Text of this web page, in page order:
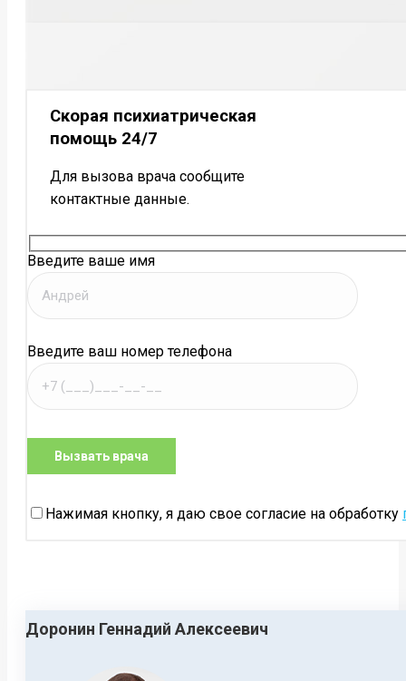
Скорая психиатрическая
помощь 24/7
Для вызова врача сообщите
контактные данные.
Введите ваше имя
Введите ваш номер телефона
Нажимая кнопку, я даю свое согласие на обработку
Доронин Геннадий Алексеевич